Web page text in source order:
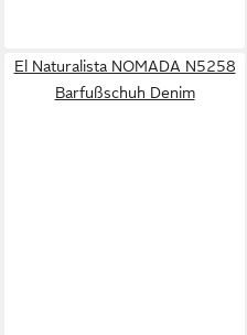
El Naturalista NOMADA N5258
Barfußschuh Denim